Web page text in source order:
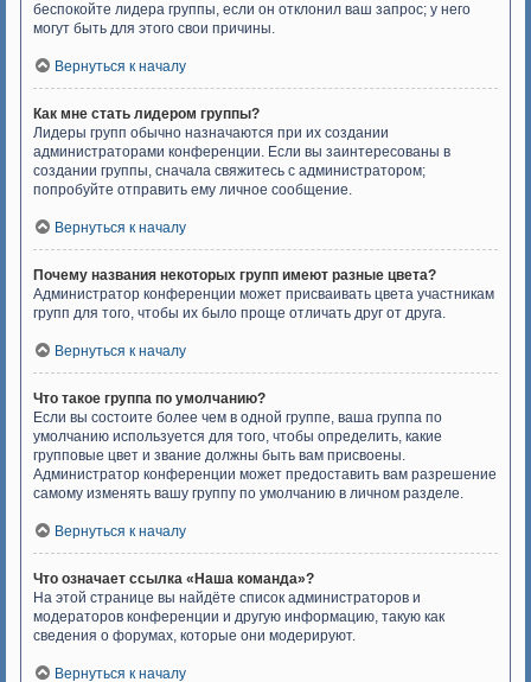
беспокойте лидера группы, если он отклонил ваш запрос; у него
могут быть для этого свои причины.
Вернуться к началу
Как мне стать лидером группы?
Лидеры групп обычно назначаются при их создании
администраторами конференции. Если вы заинтересованы в
создании группы, сначала свяжитесь с администратором;
попробуйте отправить ему личное сообщение.
Вернуться к началу
Почему названия некоторых групп имеют разные цвета?
Администратор конференции может присваивать цвета участникам
групп для того, чтобы их было проще отличать друг от друга.
Вернуться к началу
Что такое группа по умолчанию?
Если вы состоите более чем в одной группе, ваша группа по
умолчанию используется для того, чтобы определить, какие
групповые цвет и звание должны быть вам присвоены.
Администратор конференции может предоставить вам разрешение
самому изменять вашу группу по умолчанию в личном разделе.
Вернуться к началу
Что означает ссылка «Наша команда»?
На этой странице вы найдёте список администраторов и
модераторов конференции и другую информацию, такую как
сведения о форумах, которые они модерируют.
Вернуться к началу